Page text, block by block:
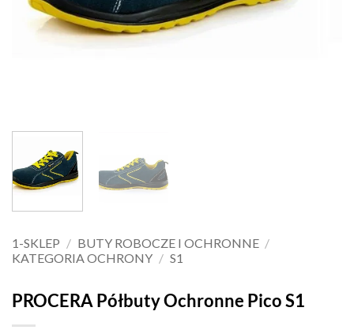
1-SKLEP / BUTY ROBOCZE I OCHRONNE /
KATEGORIA OCHRONY / S1
PROCERA Półbuty Ochronne Pico S1